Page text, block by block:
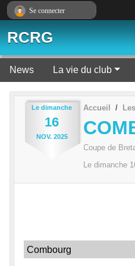
RCRG
News La vie du club
Le dimanche
16
NOV. 2025
Accueil
Coupe de
Le dimanche
Combourg
Se connecter
Panneau de gestion des cookies